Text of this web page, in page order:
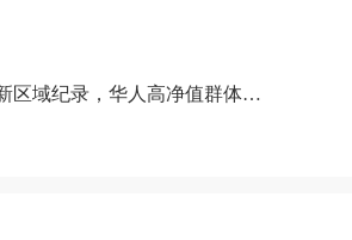
区域纪录，华人高净值群体成